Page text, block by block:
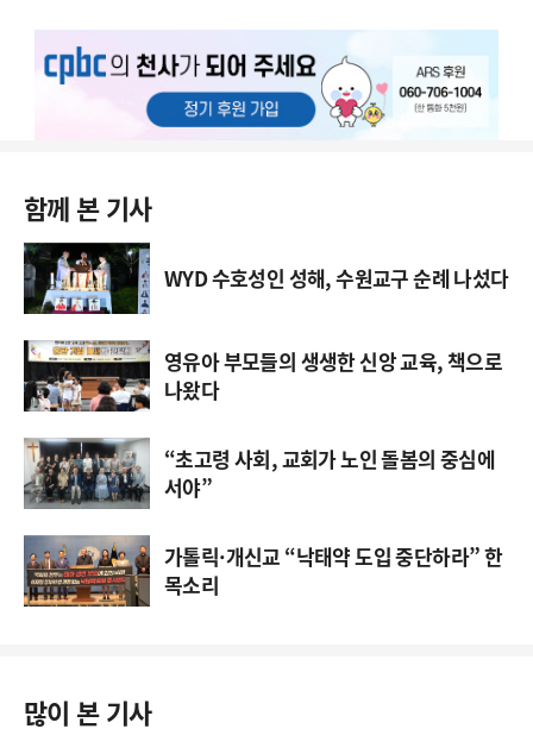
함께 본 기사
WYD 수호성인 성해, 수원교구 순례 나섰다
영유아 부모들의 생생한 신앙 교육, 책으로
나왔다
“초고령 사회, 교회가 노인 돌봄의 중심에
서야”
가톨릭·개신교 “낙태약 도입 중단하라” 한
목소리
많이 본 기사